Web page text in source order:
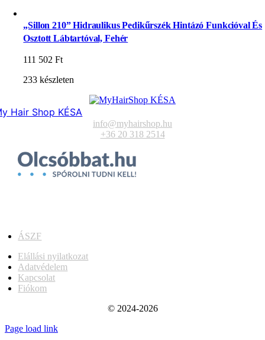
„Sillon 210” Hidraulikus Pedikűrszék Hintázó Funkcióval És
Osztott Lábtartóval, Fehér
111 502Ft
233 készleten
Hair Shop KÉSA
info@myhairshop.hu
+36 20 318 2514
ÁSZF
Elállási nyilatkozat
Adatvédelem
Kapcsolat
Fiókom
© 2024-2026
Page load link